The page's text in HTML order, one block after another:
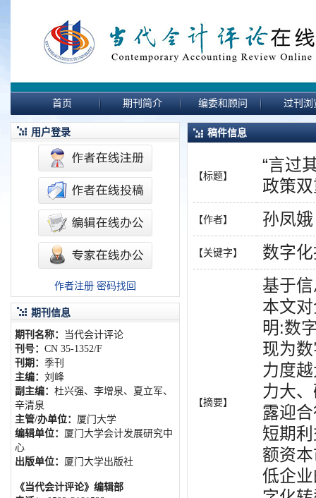
首页 期刊简介 编委和顾问 过刊浏
用户登录
作者注册 密码找回
期刊信息
期刊名称：
当代会计评论
刊号： CN 35-1352/F
刊期： 季刊
主编： 刘峰
副主编： 杜兴强、李增泉、夏立军、
辛清泉
主管/办单位： 厦门大学
编辑单位： 厦门大学会计发展研究中
心
出版单位： 厦门大学出版社
《当代会计评论》编辑部
稿件信息
【标题】
“言过
政策
【作者】 孙凤娥
【关键字】 数字
【摘要】
基于
本文
明:数
现为
力度
力大
露迎
短期
额资
低企